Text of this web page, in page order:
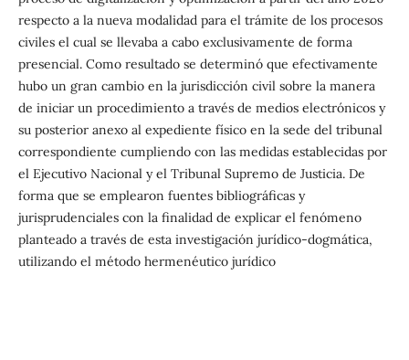
respecto a la nueva modalidad para el trámite de los procesos
civiles el cual se llevaba a cabo exclusivamente de forma
presencial. Como resultado se determinó que efectivamente
hubo un gran cambio en la jurisdicción civil sobre la manera
de iniciar un procedimiento a través de medios electrónicos y
su posterior anexo al expediente físico en la sede del tribunal
correspondiente cumpliendo con las medidas establecidas por
el Ejecutivo Nacional y el Tribunal Supremo de Justicia. De
forma que se emplearon fuentes bibliográficas y
jurisprudenciales con la finalidad de explicar el fenómeno
planteado a través de esta investigación jurídico-dogmática,
utilizando el método hermenéutico jurídico